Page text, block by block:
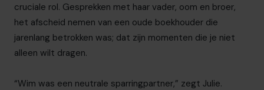
cruciale rol. Gesprekken met haar vader, oom en broer,
het afscheid nemen van een oude boekhouder die
jarenlang betrokken was; dat zijn momenten die je niet
alleen wilt dragen.
“Wim was een neutrale sparringpartner,” zegt Julie.